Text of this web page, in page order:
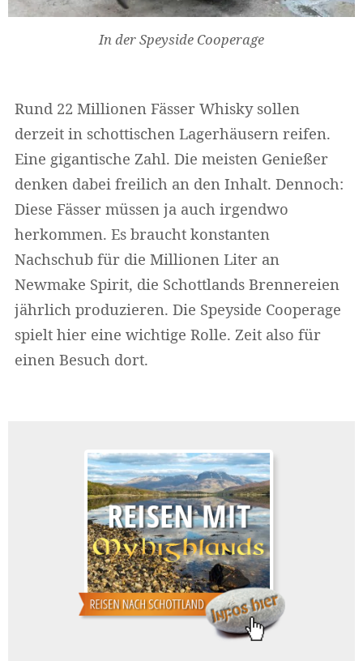
In der Speyside Cooperage
Rund 22 Millionen Fässer Whisky sollen
derzeit in schottischen Lagerhäusern reifen.
Eine gigantische Zahl. Die meisten Genießer
denken dabei freilich an den Inhalt. Dennoch:
Diese Fässer müssen ja auch irgendwo
herkommen. Es braucht konstanten
Nachschub für die Millionen Liter an
Newmake Spirit, die Schottlands Brennereien
jährlich produzieren. Die Speyside Cooperage
spielt hier eine wichtige Rolle. Zeit also für
einen Besuch dort.